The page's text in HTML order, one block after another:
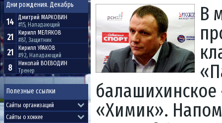
Дни рождения. Декабрь
14 Дмитрий МАРКОВИН
#15, Нападающий
21 Кирилл МЕЛЯКОВ
#87, Защитник
21 Кирилл УРАКОВ
#92, Нападающий
8 Николай ВОЕВОДИН
Тренер
Полезные ссылки
В
«Химик».